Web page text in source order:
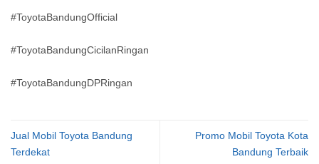
#ToyotaBandungOfficial
#ToyotaBandungCicilanRingan
#ToyotaBandungDPRingan
Jual Mobil Toyota Bandung
Terdekat
Promo Mobil Toyota Kota
Bandung Terbaik